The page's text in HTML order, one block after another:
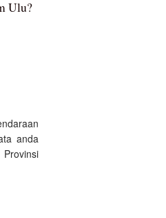
Ulu?
anda